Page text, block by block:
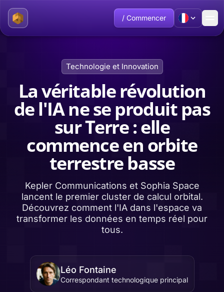
/ Commencer
Technologie et Innovation
La véritable révolution
de l'IA ne se produit pas
sur Terre : elle
commence en orbite
terrestre basse
Kepler Communications et Sophia Space
lancent le premier cluster de calcul orbital.
Découvrez comment l'IA dans l'espace va
transformer les données en temps réel pour
tous.
Léo Fontaine
Correspondant technologique principal